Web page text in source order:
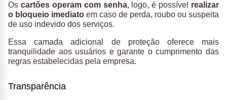
Os cartões operam com senha, logo, é possível realizar
o bloqueio imediato em caso de perda, roubo ou suspeita
de uso indevido dos serviços.
Essa camada adicional de proteção oferece mais
tranquilidade aos usuários e garante o cumprimento das
regras estabelecidas pela empresa.
Transparência